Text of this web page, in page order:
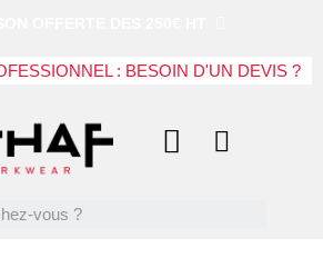
: BESOIN D'UN DEVIS ?